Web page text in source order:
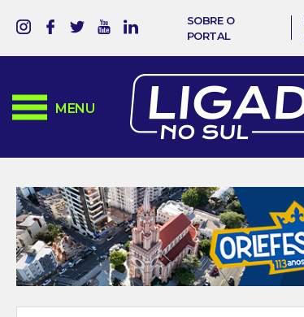
SOBRE O
PORTAL
MENU